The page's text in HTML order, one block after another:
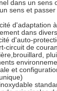
dans un sens
sens et
d'adaptation
dans
d'auto-
circuit de
et